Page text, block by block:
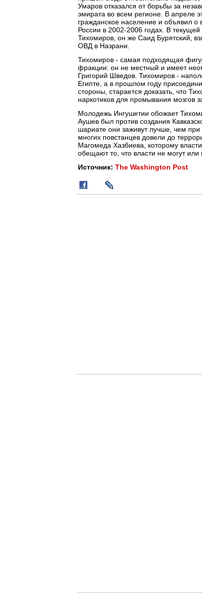
Умаров отказался от борьбы за
эмирата во всем регионе. В апреле
гражданское население и объявил о
России в 2002-2006 годах. В
Тихомиров, он же Саид Бурятский,
ОВД в Назрани.
Тихомиров - самая подходящая
фракции: он не местный и имеет
Григорий Шведов. Тихомиров -
Египте, а в прошлом году
стороны, старается доказать, что
наркотиков для промывания мозгов
Молодежь Ингушетии обожает
Аушев был против создания
шариате они заживут лучше, чем
многих повстанцев довели до
Магомеда Хазбиева, которому
обещают то, что власти не могут или
Источник: The Washington Post